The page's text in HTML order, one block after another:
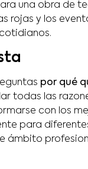
una obra de
rojas y los
por qué
todas las
con los
para
ámbito